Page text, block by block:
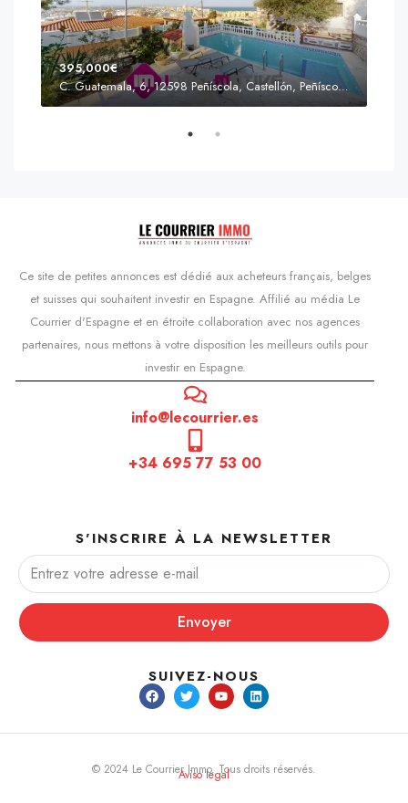
395,000€
C. Guatemala, 6, 12598 Peñíscola, Castellón, Peñíscola, Communauté valencienne
Ce site de petites annonces est dédié aux acheteurs français, belges
et suisses qui souhaitent investir en Espagne. Affilié au média Le
Courrier d'Espagne et en étroite collaboration avec nos agences
partenaires, nous mettons à votre disposition les meilleurs outils pour
investir en Espagne.
info@lecourrier.es
+34 695 77 53 00
S'INSCRIRE À LA NEWSLETTER
Envoyer
SUIVEZ-NOUS
© 2024 Le Courrier Immo. Tous droits réservés.
Aviso legal